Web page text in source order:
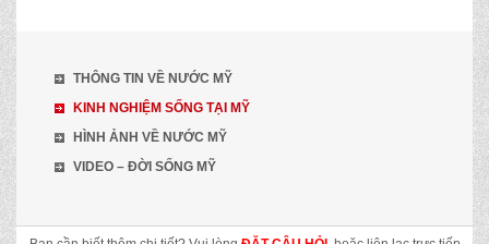
THÔNG TIN VỀ NƯỚC MỸ
KINH NGHIỆM SỐNG TẠI MỸ
HÌNH ẢNH VỀ NƯỚC MỸ
VIDEO – ĐỜI SỐNG MỸ